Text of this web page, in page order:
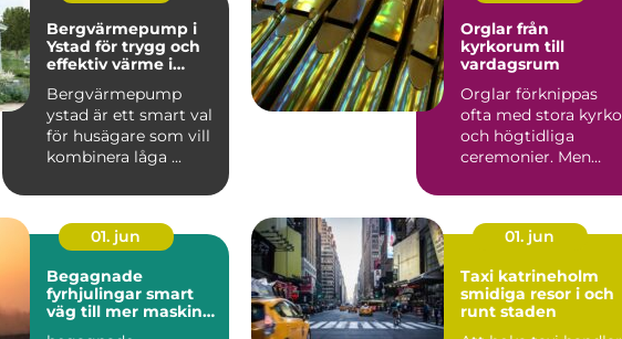
Bergvärmepump i
Ystad för trygg och
effektiv värme i
Bergvärmepump
ystad är ett smart val
för husägare som vill
kombinera låga ...
Orglar från
kyrkorum till
vardagsrum
Orglar förknippas
ofta med stora
och högtidliga
ceremonier. Men
betydlig...
01. jun
Begagnade
fyrhjulingar smart
väg till mer maskin
01. jun
Taxi katrineholm
smidiga resor i och
runt staden